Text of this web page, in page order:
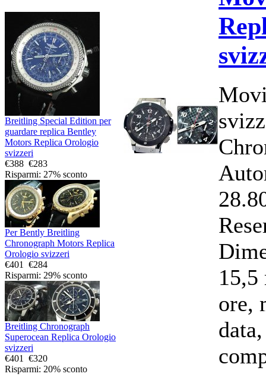
Breitling Special Edition per
guardare replica Bentley
Motors Replica Orologio
svizzeri
€388 €283
Risparmi: 27% sconto
Per Bently Breitling
Chronograph Motors Replica
Orologio svizzeri
€401
€284
Risparmi: 29% sconto
Breitling Chronograph
Superocean Replica Orologio
svizzeri
€401
€320
Risparmi: 20% sconto
ore,